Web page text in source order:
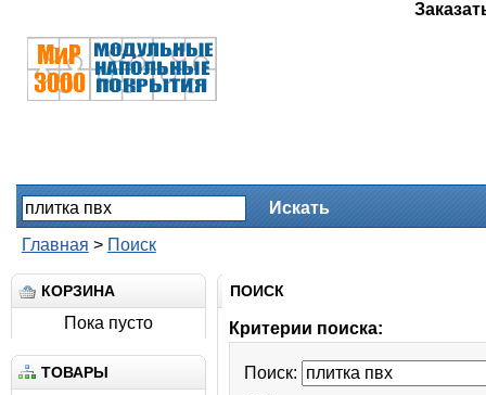
Искать
Главная > Поиск
КОРЗИНА
Пока пусто
ТОВАРЫ
ПОИСК
Критерии поиска:
Поиск: